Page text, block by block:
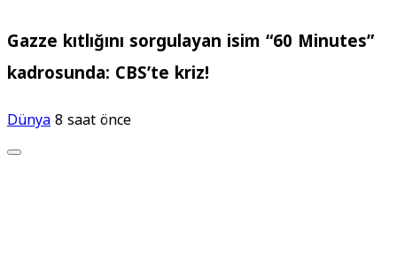
Gazze kıtlığını sorgulayan isim “60 Minutes”
kadrosunda: CBS’te kriz!
Dünya8 saat önce